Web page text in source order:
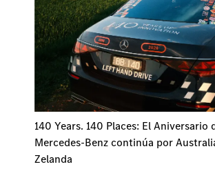
140 Years. 140 Places: El Aniversario
Mercedes-Benz continúa por
Zelanda